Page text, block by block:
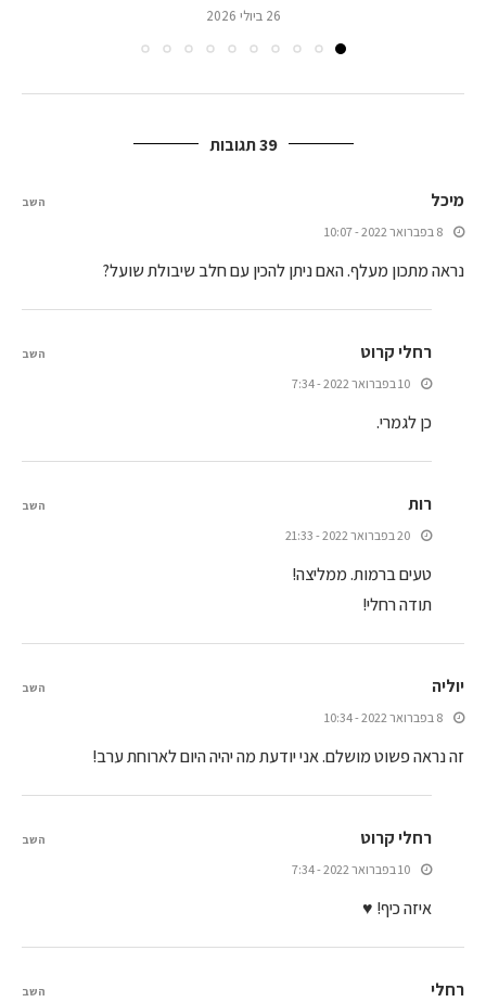
26 ביולי 2026
39 תגובות
מיכל
8 בפברואר 2022 - 10:07
נראה מתכון מעלף. האם ניתן להכין עם חלב שיבולת שועל?
השב
רחלי קרוט
10 בפברואר 2022 - 7:34
כן לגמרי.
השב
רות
20 בפברואר 2022 - 21:33
טעים ברמות. ממליצה!
תודה רחלי!
השב
יוליה
8 בפברואר 2022 - 10:34
זה נראה פשוט מושלם. אני יודעת מה יהיה היום לארוחת ערב!
השב
רחלי קרוט
10 בפברואר 2022 - 7:34
איזה כיף! ♥
השב
רחלי השב